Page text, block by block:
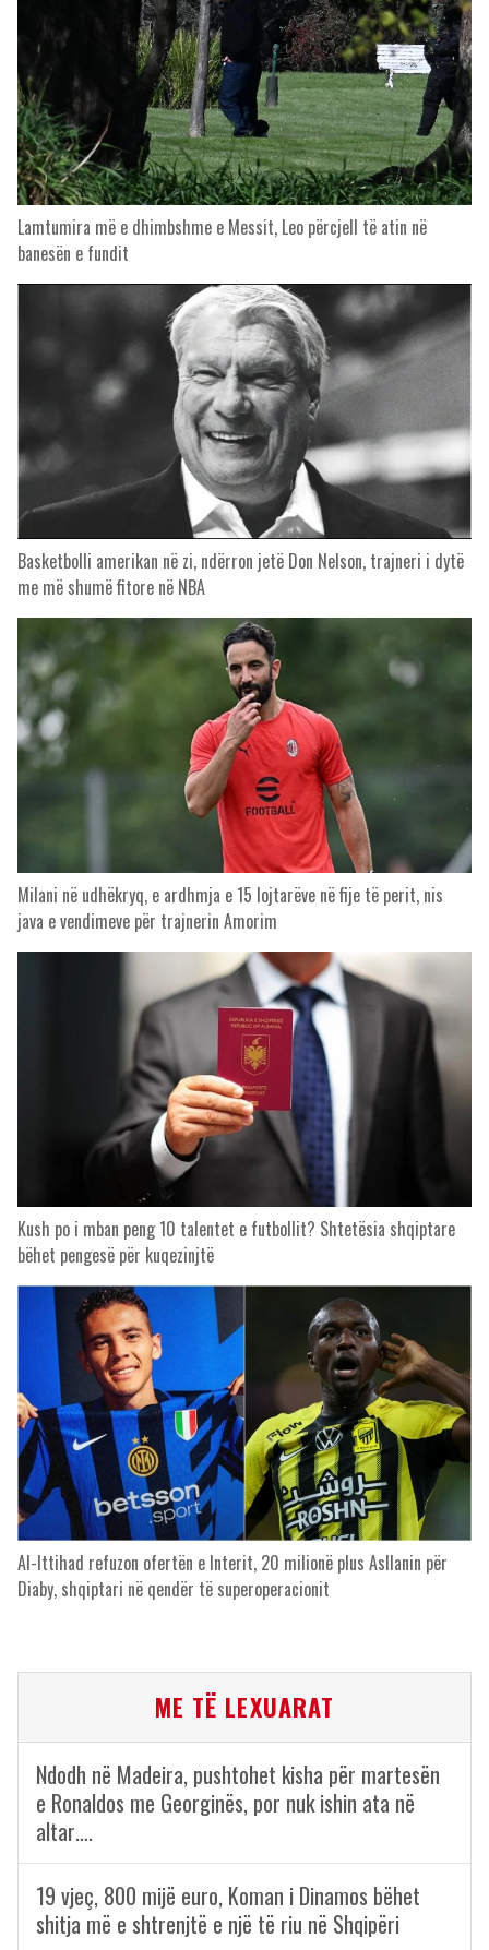
Lamtumira më e dhimbshme e Messit, Leo përcjell të atin në
banesën e fundit
Basketbolli amerikan në zi, ndërron jetë Don Nelson, trajneri i dytë
me më shumë fitore në NBA
Milani në udhëkryq, e ardhmja e 15 lojtarëve në fije të perit, nis
java e vendimeve për trajnerin Amorim
Kush po i mban peng 10 talentet e futbollit? Shtetësia shqiptare
bëhet pengesë për kuqezinjtë
Al-Ittihad refuzon ofertën e Interit, 20 milionë plus Asllanin për
Diaby, shqiptari në qendër të superoperacionit
ME TË LEXUARAT
Ndodh në Madeira, pushtohet kisha për martesën
e Ronaldos me Georginës, por nuk ishin ata në
altar….
19 vjeç, 800 mijë euro, Koman i Dinamos bëhet
shitja më e shtrenjtë e një të riu në Shqipëri